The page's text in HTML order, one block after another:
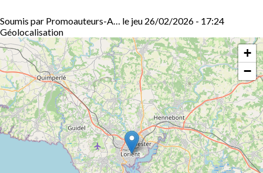
Soumis par Promoauteurs-A… le jeu 26/02/2026 - 17:24
Géolocalisation
+
−